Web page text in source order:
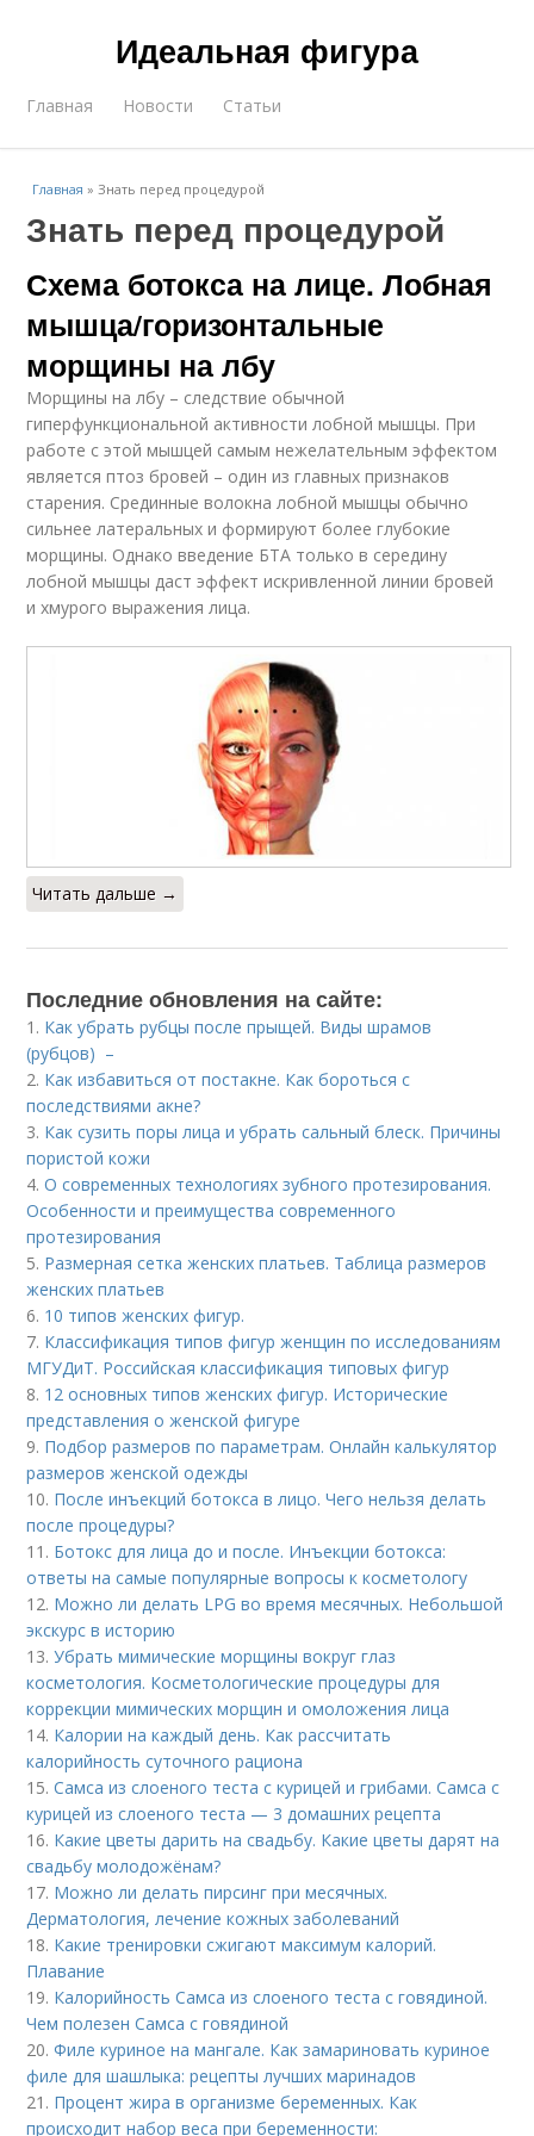
Идеальная фигура
Главная Новости Статьи
Главная »Знать перед процедурой
Знать перед процедурой
Схема ботокса на лице. Лобная
мышца/горизонтальные
морщины на лбу
Морщины на лбу – следствие обычной
гиперфункциональной активности лобной мышцы. При
работе с этой мышцей самым нежелательным эффектом
является птоз бровей – один из главных признаков
старения. Срединные волокна лобной мышцы обычно
сильнее латеральных и формируют более глубокие
морщины. Однако введение БТА только в середину
лобной мышцы даст эффект искривленной линии бровей
и хмурого выражения лица.
Читать дальше →
Последние обновления на сайте:
1. Как убрать рубцы после прыщей. Виды шрамов
(рубцов) –
2. Как избавиться от постакне. Как бороться с
последствиями акне?
3. Как сузить поры лица и убрать сальный блеск. Причины
пористой кожи
4.О современных технологиях зубного протезирования.
Особенности и преимущества современного
протезирования
5. Размерная сетка женских платьев. Таблица размеров
женских платьев
6. 10 типов женских фигур.
7. Классификация типов фигур женщин по исследованиям
МГУДиТ. Российская классификация типовых фигур
8. 12 основных типов женских фигур. Исторические
представления о женской фигуре
9. Подбор размеров по параметрам. Онлайн калькулятор
размеров женской одежды
10. После инъекций бoтoкса в лицо. Чего нельзя делать
после процедуры?
11. Ботокс для лица до и после. Инъекции ботокса:
ответы на самые популярные вопросы к косметологу
12. Можно ли делать LPG во время месячных. Небольшой
экскурс в историю
13.Убрать мимические морщины вокруг глаз
косметология. Косметологические процедуры для
коррекции мимических морщин и омоложения лица
14. Калории на каждый день. Как рассчитать
калорийность суточного рациона
15.Самса из слоеного теста с курицей и грибами. Самса с
курицей из слоеного теста — 3 домашних рецепта
16. Какие цветы дарить на свадьбу. Какие цветы дарят на
свадьбу молодожёнам?
17. Можно ли делать пирсинг при месячных.
Дерматология, лечение кожных заболеваний
18. Какие тренировки сжигают максимум калорий.
Плавание
19. Калорийность Самса из слоеного теста с говядиной.
Чем полезен Самса с говядиной
20.Филе куриное на мангале. Как замариновать куриное
филе для шашлыка: рецепты лучших маринадов
21. Процент жира в организме беременных. Как
происходит набор веса при беременности: